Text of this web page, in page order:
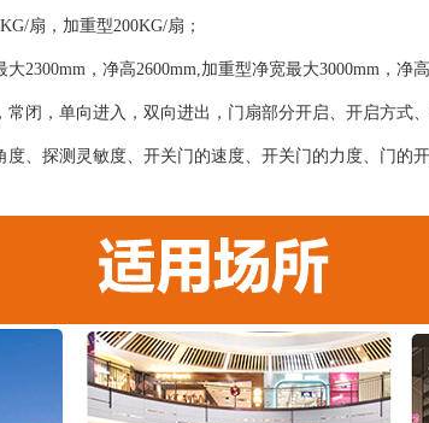
扇，加重型200KG/扇；
2300mm，净高2600mm,加重型净宽最大3000mm，净
闭，单向进入，双向进出，门扇部分开启、开启方式
、探测灵敏度、开关门的速度、开关门的力度、门的